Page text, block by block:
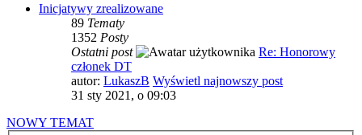
Inicjatywy zrealizowane
89 Tematy
1352 Posty
Ostatni post
Re: Honorowy
członek DT
autor: LukaszB Wyświetl najnowszy post
31 sty 2021, o 09:03
NOWY TEMAT